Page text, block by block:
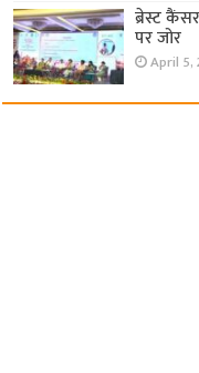
ब्रेस्ट
पर जोर
April 5,